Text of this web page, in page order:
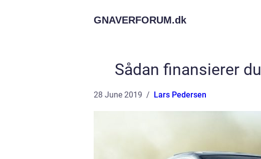
GNAVERFORUM.dk
Sådan finansierer
28 June 2019 Lars Pedersen